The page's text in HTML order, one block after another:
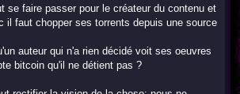
se faire passer pour le créateur du contenu et
il faut chopper ses torrents depuis une source
auteur qui n'a rien décidé voit ses oeuvres
bitcoin qu'il ne détient pas ?